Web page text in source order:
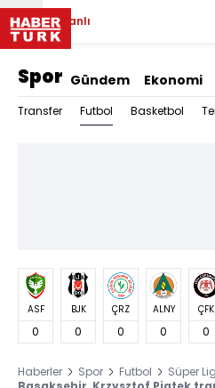
Canlı
Spor Gündem Ekonomi
Transfer Futbol Basketbol
ASF
0
BJK
0
ÇRZ
0
ALNY
0
ÇFK
0
Haberler Spor Futbol Süper Lig